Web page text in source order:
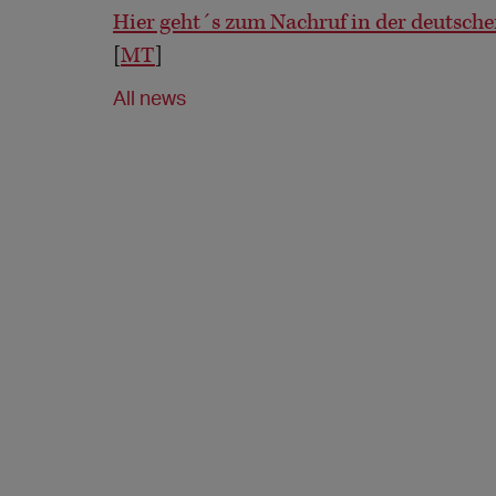
Hier geht´s zum Nachruf in der
MT
All news